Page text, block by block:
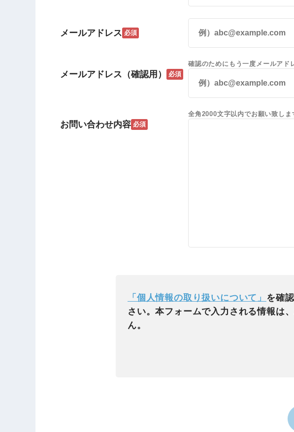
メールアドレス 必須
メールアドレス（確認用） 必須
確認のためにもう一度メールアド
お問い合わせ内容 必須
全角2000文字以内でお願い致しま
「個人情報の取り扱いについて」 を確
さい。本フォームで入力される情報は
ん。